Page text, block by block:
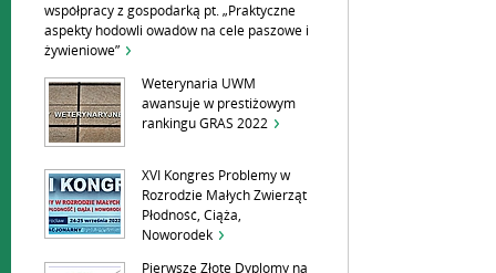
współpracy z gospodarką pt. „Praktyczne
aspekty hodowli owadów na cele paszowe i
żywieniowe”
Weterynaria UWM
awansuje w prestiżowym
rankingu GRAS 2022
XVI Kongres Problemy w
Rozrodzie Małych Zwierząt
Płodność, Ciąża,
Noworodek
Pierwsze Złote Dyplomy na